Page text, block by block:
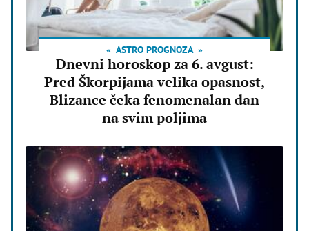
ASTRO PROGNOZA
Dnevni horoskop za 6. avgust:
Pred Škorpijama velika opasnost,
Blizance čeka fenomenalan dan
na svim poljima